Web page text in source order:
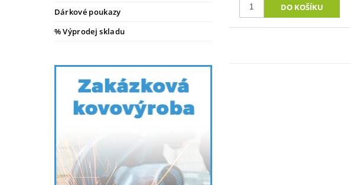
Dárkové poukazy
% Výprodej skladu